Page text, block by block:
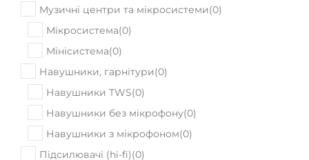
Музичні центри та мікросистеми(0)
Мікросистема(0)
Мінісистема(0)
Навушники, гарнітури(0)
Навушники TWS(0)
Навушники без мікрофону(0)
Навушники з мікрофоном(0)
Підсилювачі (hi-fi)(0)